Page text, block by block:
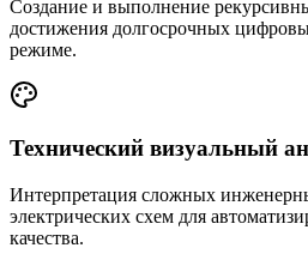
Создание и выполнение
достижения долгосрочных
режиме.
Технический визуальный
Интерпретация сложных
электрических схем для
качества.